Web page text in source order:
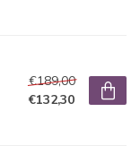
€189,00
€132,30